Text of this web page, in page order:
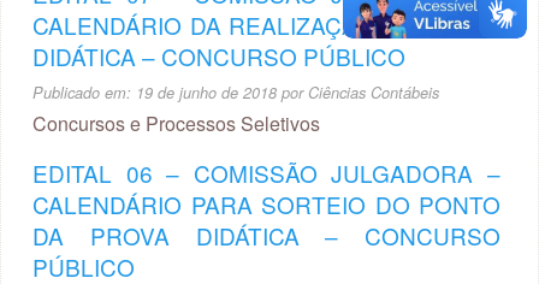
CALENDÁRIO DA REALIZAÇÃO DA PROVA
DIDÁTICA – CONCURSO PÚBLICO
Publicado em: 19 de junho de 2018 porCiências Contábeis
Concursos e Processos Seletivos
EDITAL 06 – COMISSÃO JULGADORA –
CALENDÁRIO PARA SORTEIO DO PONTO
DA PROVA DIDÁTICA – CONCURSO
PÚBLICO